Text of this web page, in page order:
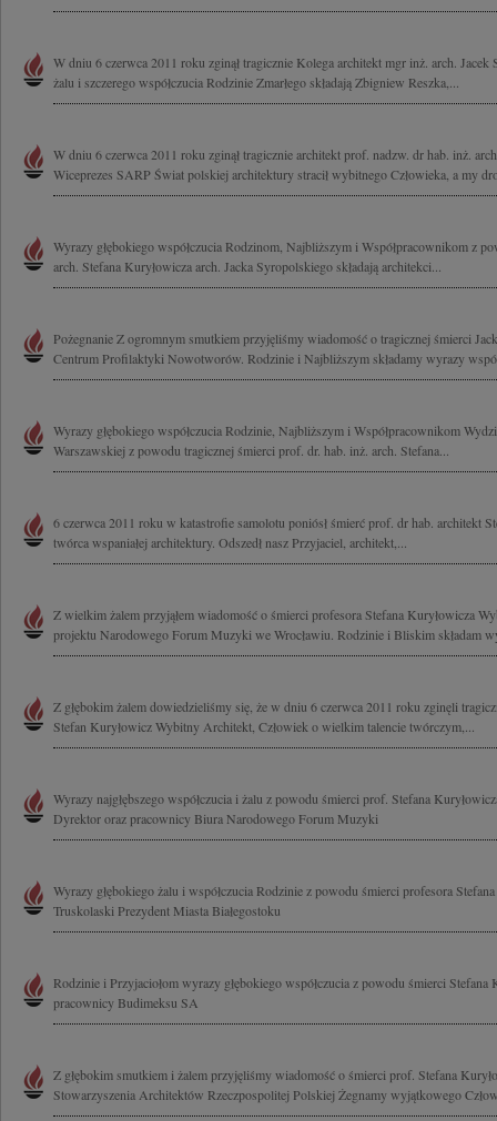
W dniu 6 czerwca 2011 roku zginął tragicznie Kolega architekt mgr inż. arch. Jacek
żalu i szczerego współczucia Rodzinie Zmarłego składają Zbigniew Reszka,...
W dniu 6 czerwca 2011 roku zginął tragicznie architekt prof. nadzw. dr hab. inż.
Wiceprezes SARP Świat polskiej architektury stracił wybitnego Człowieka, a my
Wyrazy głębokiego współczucia Rodzinom, Najbliższym i Współpracownikom z
arch. Stefana Kuryłowicza arch. Jacka Syropolskiego składają architekci...
Pożegnanie Z ogromnym smutkiem przyjęliśmy wiadomość o tragicznej śmierci
Centrum Profilaktyki Nowotworów. Rodzinie i Najbliższym składamy wyrazy
Wyrazy głębokiego współczucia Rodzinie, Najbliższym i Współpracownikom
Warszawskiej z powodu tragicznej śmierci prof. dr. hab. inż. arch. Stefana...
6 czerwca 2011 roku w katastrofie samolotu poniósł śmierć prof. dr hab. architekt
twórca wspaniałej architektury. Odszedł nasz Przyjaciel, architekt,...
Z wielkim żalem przyjąłem wiadomość o śmierci profesora Stefana Kuryłowicza
projektu Narodowego Forum Muzyki we Wrocławiu. Rodzinie i Bliskim składam
Z głębokim żalem dowiedzieliśmy się, że w dniu 6 czerwca 2011 roku zginęli
Stefan Kuryłowicz Wybitny Architekt, Człowiek o wielkim talencie twórczym,...
Wyrazy najgłębszego współczucia i żalu z powodu śmierci prof. Stefana
Dyrektor oraz pracownicy Biura Narodowego Forum Muzyki
Wyrazy głębokiego żalu i współczucia Rodzinie z powodu śmierci profesora
Truskolaski Prezydent Miasta Białegostoku
Rodzinie i Przyjaciołom wyrazy głębokiego współczucia z powodu śmierci Stefana
pracownicy Budimeksu SA
Z głębokim smutkiem i żalem przyjęliśmy wiadomość o śmierci prof. Stefana
Stowarzyszenia Architektów Rzeczpospolitej Polskiej Żegnamy wyjątkowego